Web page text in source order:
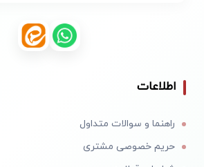
اطلاعات
راهنما و سوالات متداول
حریم خصوصی مشتری